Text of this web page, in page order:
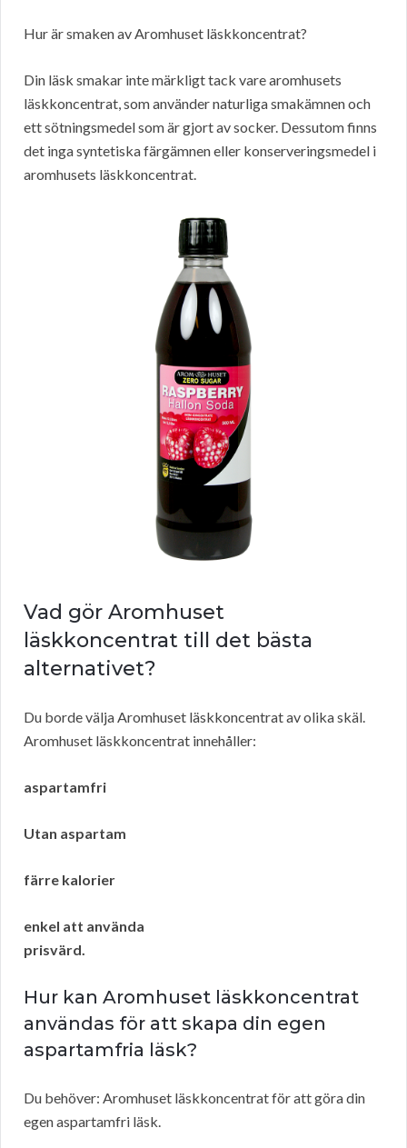
Hur är smaken av Aromhuset läskkoncentrat?
Din läsk smakar inte märkligt tack vare aromhusets
läskkoncentrat, som använder naturliga smakämnen och
ett sötningsmedel som är gjort av socker. Dessutom finns
det inga syntetiska färgämnen eller konserveringsmedel i
aromhusets läskkoncentrat.
Vad gör Aromhuset
läskkoncentrat till det bästa
alternativet?
Du borde välja Aromhuset läskkoncentrat av olika skäl.
Aromhuset läskkoncentrat innehåller:
aspartamfri
Utan aspartam
färre kalorier
enkel att använda
prisvärd.
Hur kan Aromhuset läskkoncentrat
användas för att skapa din egen
aspartamfria läsk?
Du behöver: Aromhuset läskkoncentrat för att göra din
egen aspartamfri läsk.